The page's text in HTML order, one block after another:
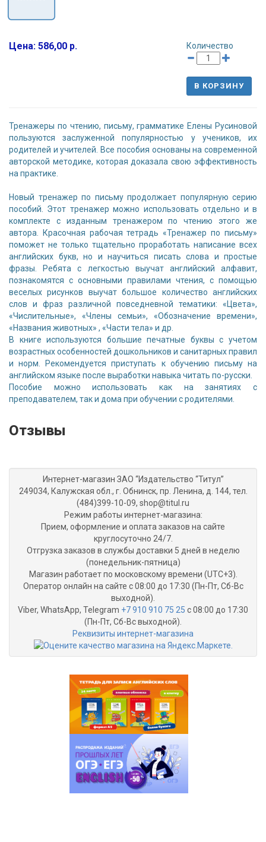
Цена: 586,00 р. Количество
В КОРЗИНУ
Тренажеры по чтению, письму, грамматике Елены Русиновой
пользуются заслуженной популярностью у учеников, их
родителей и учителей. Все пособия основаны на современной
авторской методике, которая доказала свою эффективность
на практике.
Новый тренажер по письму продолжает популярную серию
пособий. Этот тренажер можно использовать отдельно и в
комплекте с изданным тренажером по чтению этого же
автора. Красочная рабочая тетрадь «Тренажер по письму»
поможет не только тщательно проработать написание всех
английских букв, но и научиться писать слова и простые
фразы. Ребята с легкостью выучат английский алфавит,
познакомятся с основными правилами чтения, с помощью
веселых рисунков выучат большое количество английских
слов и фраз различной повседневной тематики: «Цвета»,
«Числительные», «Члены семьи», «Обозначение времени»,
«Названия животных» , «Части тела» и др.
В книге используются большие печатные буквы с учетом
возрастных особенностей дошкольников и санитарных правил
и норм. Рекомендуется приступать к обучению письму на
английском языке после выработки навыка читать по-русски.
Пособие можно использовать как на занятиях с
преподавателем, так и дома при обучении с родителями.
Отзывы
Интернет-магазин ЗАО “Издательство “Титул”
249034, Калужская обл., г. Обнинск, пр. Ленина, д. 144, тел.
(484)399-10-09, shop@titul.ru
Режим работы интернет-магазина:
Прием, оформление и оплата заказов на сайте
круглосуточно 24/7.
Отгрузка заказов в службы доставки 5 дней в неделю
(понедельник-пятница)
Магазин работает по московскому времени (UTC+3).
Оператор онлайн на сайте с 08:00 до 17:30 (Пн-Пт, Сб-Вс
выходной).
Viber, WhatsApp, Telegram +7 910 910 75 25 с 08:00 до 17:30
(Пн-Пт, Сб-Вс выходной).
Реквизиты интернет-магазина